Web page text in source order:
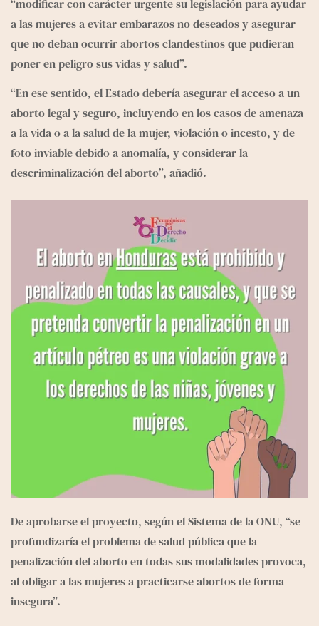
“modificar con carácter urgente su legislación para ayudar
a las mujeres a evitar embarazos no deseados y asegurar
que no deban ocurrir abortos clandestinos que pudieran
poner en peligro sus vidas y salud”.
“En ese sentido, el Estado debería asegurar el acceso a un
aborto legal y seguro, incluyendo en los casos de amenaza
a la vida o a la salud de la mujer, violación o incesto, y de
foto inviable debido a anomalía, y considerar la
descriminalización del aborto”, añadió.
De aprobarse el proyecto, según el Sistema de la ONU, “se
profundizaría el problema de salud pública que la
penalización del aborto en todas sus modalidades provoca,
al obligar a las mujeres a practicarse abortos de forma
insegura”.